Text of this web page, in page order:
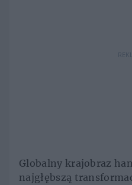
Globalny krajobraz
najgłębszą